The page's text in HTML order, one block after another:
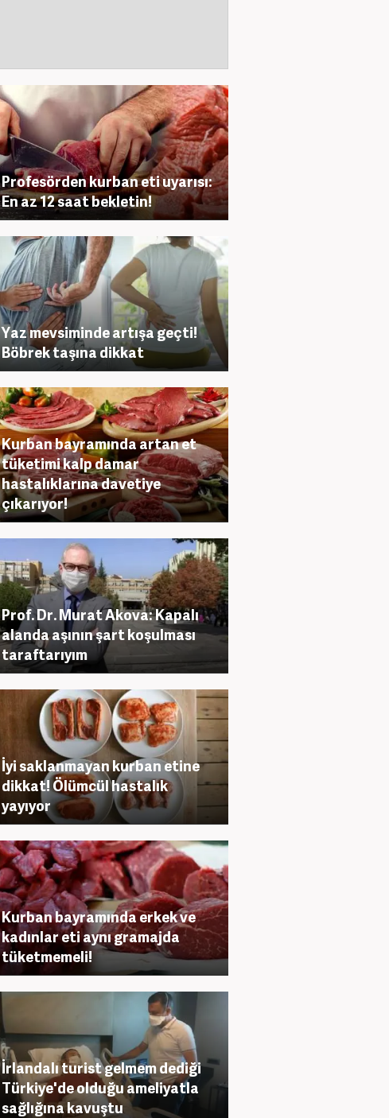
Profesörden kurban eti uyarısı:
En az 12 saat bekletin!
Yaz mevsiminde artışa geçti!
Böbrek taşına dikkat
Kurban bayramında artan et
tüketimi kalp damar
hastalıklarına davetiye
çıkarıyor!
Prof. Dr. Murat Akova: Kapalı
alanda aşının şart koşulması
taraftarıyım
İyi saklanmayan kurban etine
dikkat! Ölümcül hastalık
yayıyor
Kurban bayramında erkek ve
kadınlar eti aynı gramajda
tüketmemeli!
İrlandalı turist gelmem dediği
Türkiye'de olduğu ameliyatla
sağlığına kavuştu